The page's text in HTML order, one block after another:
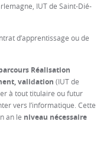
IUT de Saint-Dié-
d’apprentissage ou de
Réalisation
validation (IUT de
à tout titulaire ou futur
vers l’informatique. Cette
an le niveau nécessaire